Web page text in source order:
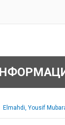
Elmahdi, Yousif